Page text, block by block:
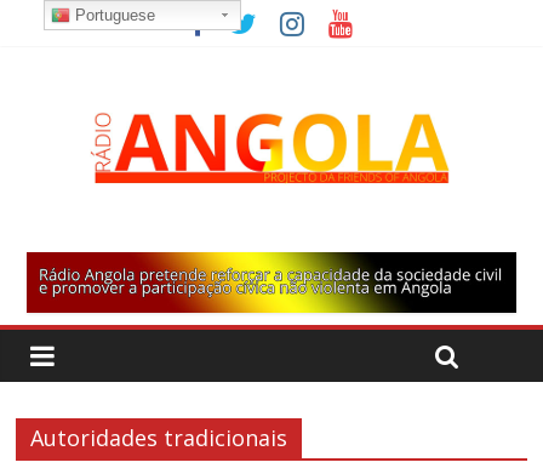
Autoridades tradicionais
Portuguese